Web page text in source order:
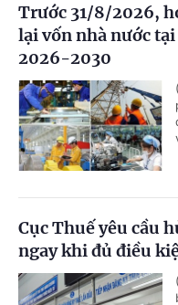
Trước 31/8/2026,
lại vốn nhà nước
2026-2030
Cục Thuế yêu cầu
ngay khi đủ điều